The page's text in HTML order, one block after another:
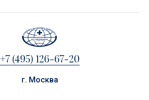
+7 (495) 126-67-20
г. Москва